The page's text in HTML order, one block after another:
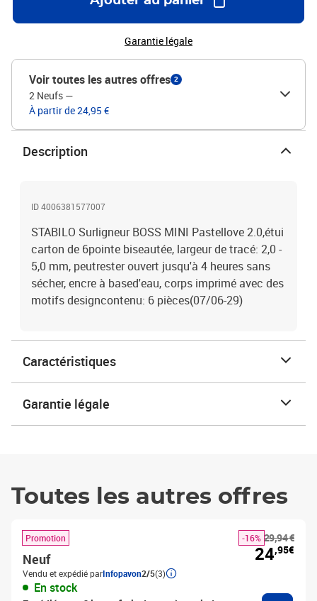
Garantie légale
Voir toutes les autres offres 2
2 Neufs —
À partir de 24,95 €
Description
ID 4006381577007
STABILO Surligneur BOSS MINI Pastellove 2.0,étui
carton de 6pointe biseautée, largeur de tracé: 2,0 -
5,0 mm, peutrester ouvert jusqu'à 4 heures sans
sécher, encre à based'eau, corps imprimé avec des
motifs designcontenu: 6 pièces(07/06-29)
Caractéristiques
Garantie légale
Toutes les autres offres
Promotion
Neuf
Vendu et expédié parInfopavon2/5(3)
En stock
29,94 €
-16%
24,95€